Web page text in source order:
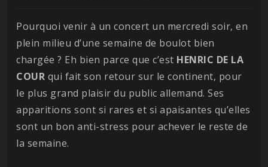
Pourquoi venir à un concert un mercredi soir, en
plein milieu d’une semaine de boulot bien
chargée ? Eh bien parce que c’est HENRIC DE LA
COUR qui fait son retour sur le continent, pour
le plus grand plaisir du public allemand. Ses
apparitions sont si rares et si apaisantes qu’elles
sont un bon anti-stress pour achever le reste de
la semaine.